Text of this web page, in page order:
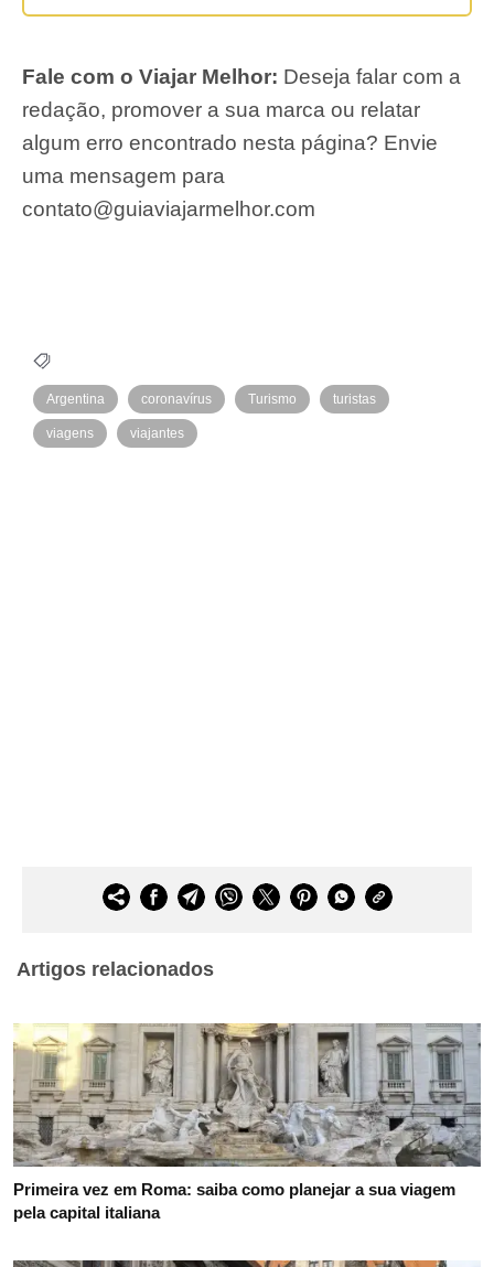
Fale com o Viajar Melhor: Deseja falar com a
redação, promover a sua marca ou relatar
algum erro encontrado nesta página? Envie
uma mensagem para
contato@guiaviajarmelhor.com
Argentina coronavírus Turismo turistas
viagens viajantes
Artigos relacionados
Primeira vez em Roma: saiba como planejar a sua viagem
pela capital italiana